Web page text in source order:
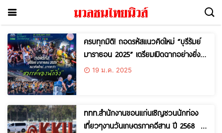
ครบทุกมิติ! ถอดรหัสแนวคิดใหม่ “บุรีรัมย์
มาราธอน 2025” เตรียมเปิดฉากอย่างยิ่ง
ใหญ่ 25 ม.ค.นี้
19 ม.ค. 2025
ททท.สำนักงานขอนแก่นเชิญชวนนักท่อง
เที่ยวๆงานวันเกษตรภาคอีสาน ปี 2568 เต